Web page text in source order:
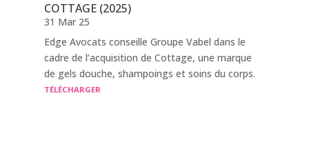
COTTAGE (2025)
31 Mar 25
Edge Avocats conseille Groupe Vabel dans le
cadre de l’acquisition de Cottage, une marque
de gels douche, shampoings et soins du corps.
TÉLÉCHARGER